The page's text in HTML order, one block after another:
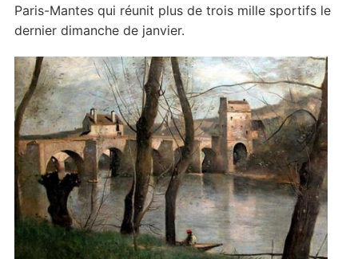
Paris-Mantes qui réunit plus de trois mille sportifs le
dernier dimanche de janvier.